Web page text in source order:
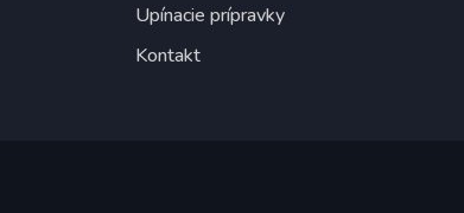
Upínacie prípravky
Kontakt